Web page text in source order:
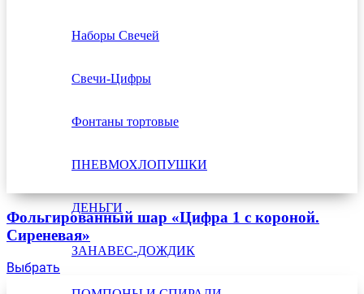
Наборы Свечей
Свечи-Цифры
Фонтаны тортовые
ПНЕВМОХЛОПУШКИ
ДЕНЬГИ
ЗАНАВЕС-ДОЖДИК
Фольгированный шар «Цифра 1 с короной.
Сиреневая»
Выбрать